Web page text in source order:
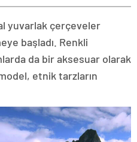
yuvarlak çerçeveler
başladı. Renkli
da bir aksesuar olarak
etnik tarzların